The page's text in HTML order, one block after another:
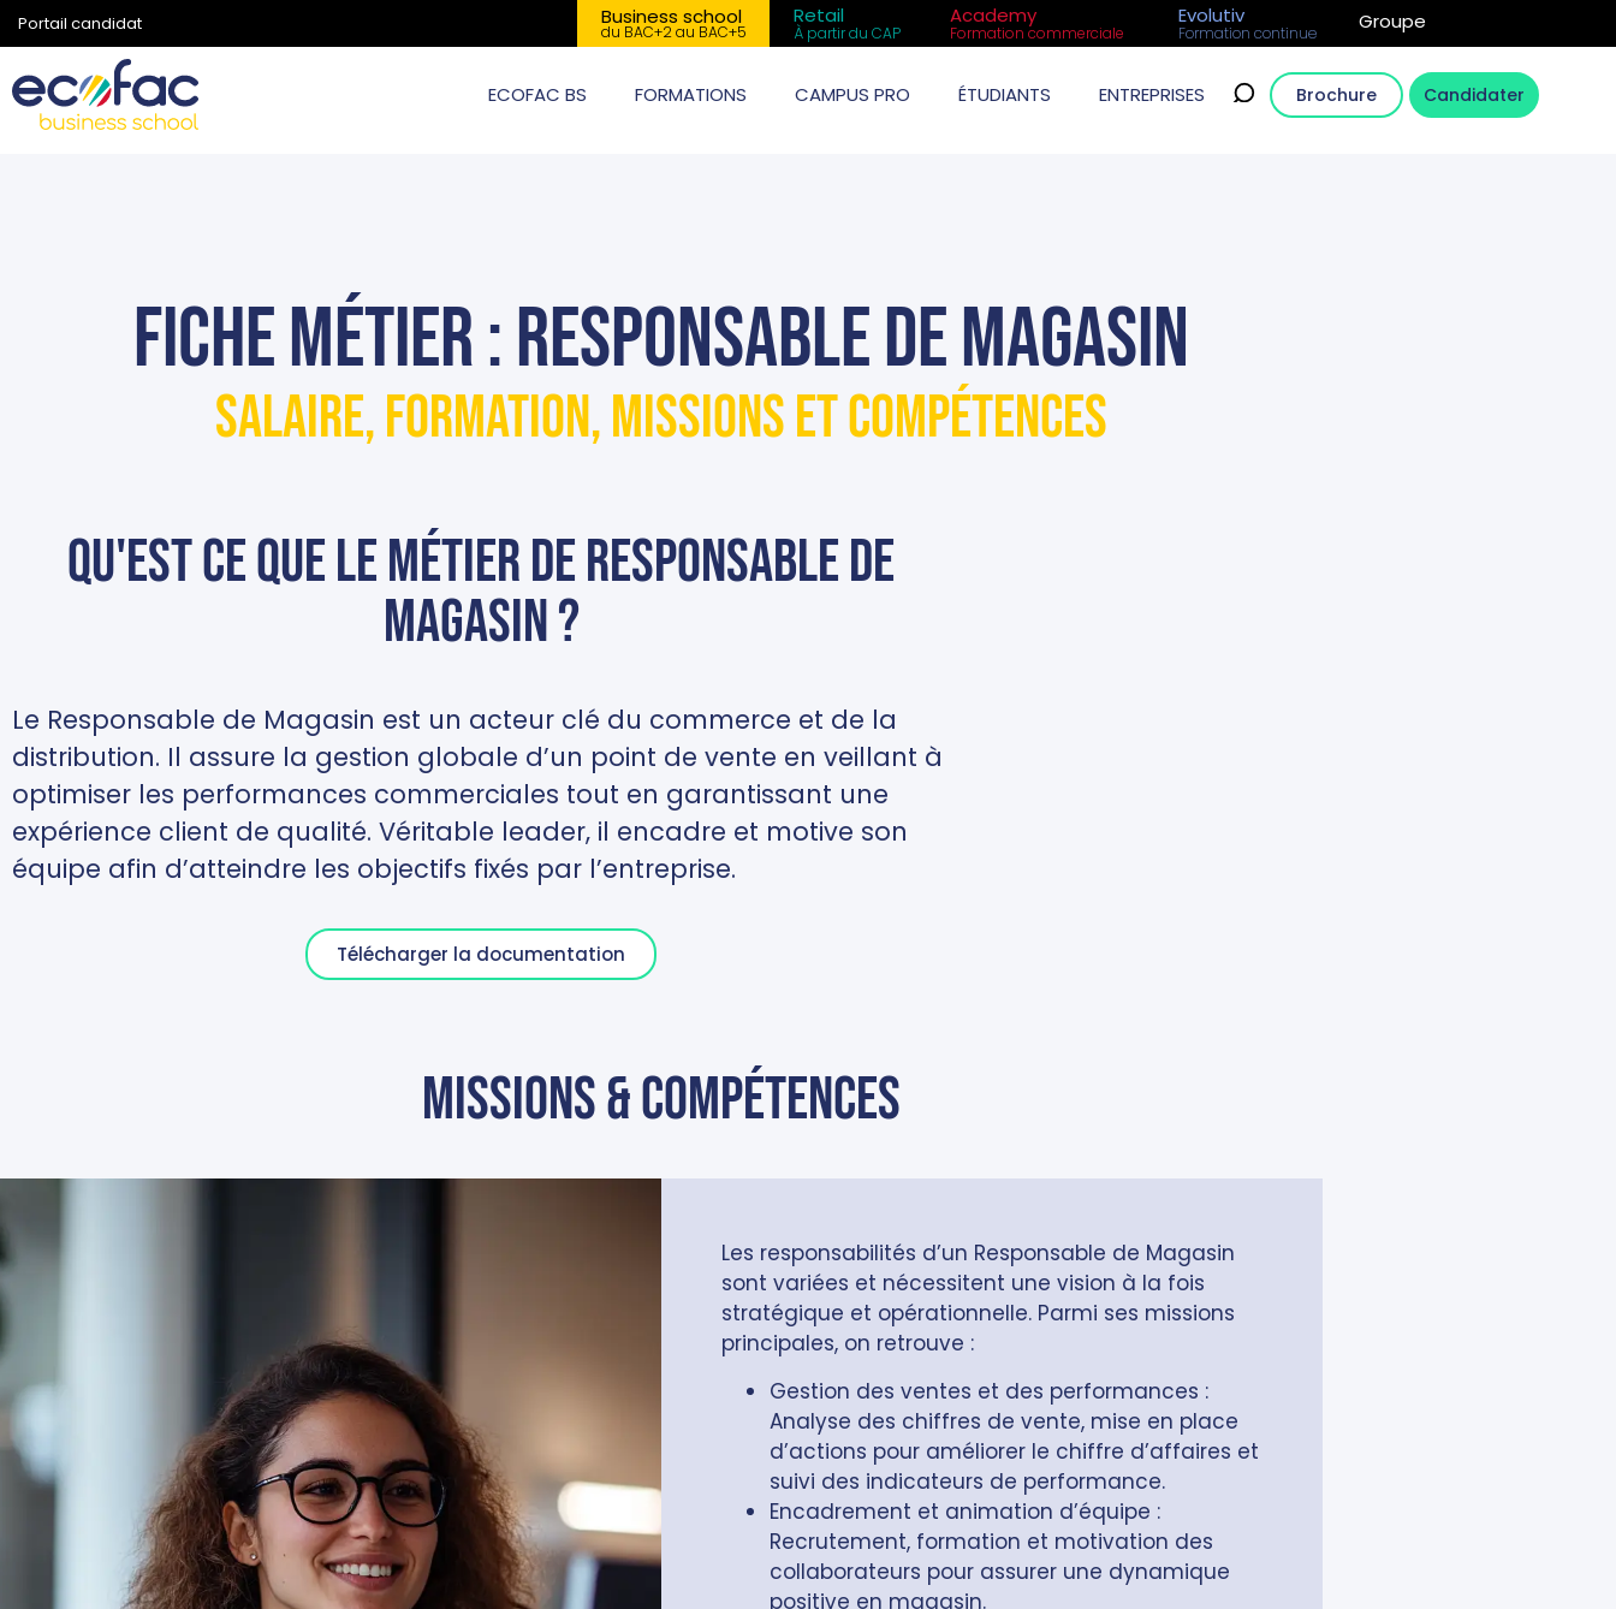
Portail candidat Business school
du BAC+2 au BAC+5
Retail
À partir du CAP
Academy
Formation commerciale
Evolutiv
Formation continue Groupe
ECOFAC BS FORMATIONS CAMPUS PRO ÉTUDIANTS ENTREPRISES Brochure Candidater
Fiche métier : Responsable de magasin
Salaire, formation, missions et compétences
Qu'est ce que le métier de responsable de
magasin ?
Le Responsable de Magasin est un acteur clé du commerce et de la
distribution. Il assure la gestion globale d’un point de vente en veillant à
optimiser les performances commerciales tout en garantissant une
expérience client de qualité. Véritable leader, il encadre et motive son
équipe afin d’atteindre les objectifs fixés par l’entreprise.
Télécharger la documentation
missions & compétences
Les responsabilités d’un Responsable de Magasin
sont variées et nécessitent une vision à la fois
stratégique et opérationnelle. Parmi ses missions
principales, on retrouve :
Gestion des ventes et des performances :
Analyse des chiffres de vente, mise en place
d’actions pour améliorer le chiffre d’affaires et
suivi des indicateurs de performance.
Encadrement et animation d’équipe :
Recrutement, formation et motivation des
collaborateurs pour assurer une dynamique
positive en magasin.